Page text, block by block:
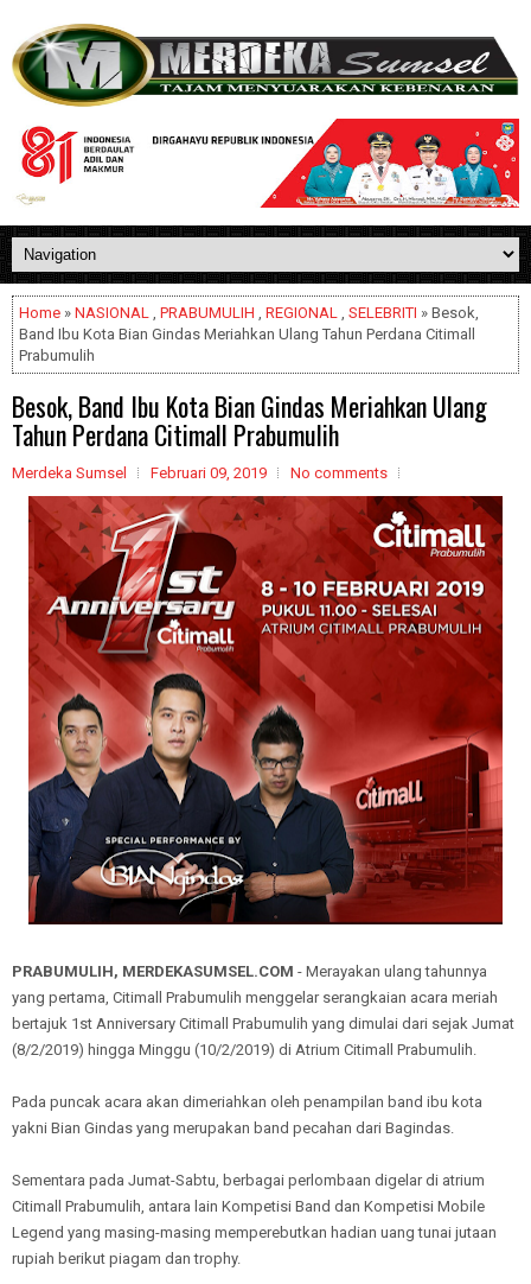
Home » NASIONAL , PRABUMULIH , REGIONAL , SELEBRITI » Besok,
Band Ibu Kota Bian Gindas Meriahkan Ulang Tahun Perdana Citimall
Prabumulih
Besok, Band Ibu Kota Bian Gindas Meriahkan Ulang
Tahun Perdana Citimall Prabumulih
Merdeka Sumsel Februari 09, 2019 No comments
PRABUMULIH, MERDEKASUMSEL.COM - Merayakan ulang tahunnya
yang pertama, Citimall Prabumulih menggelar serangkaian acara meriah
bertajuk 1st Anniversary Citimall Prabumulih yang dimulai dari sejak Jumat
(8/2/2019) hingga Minggu (10/2/2019) di Atrium Citimall Prabumulih.
Pada puncak acara akan dimeriahkan oleh penampilan band ibu kota
yakni Bian Gindas yang merupakan band pecahan dari Bagindas.
Sementara pada Jumat-Sabtu, berbagai perlombaan digelar di atrium
Citimall Prabumulih, antara lain Kompetisi Band dan Kompetisi Mobile
Legend yang masing-masing memperebutkan hadian uang tunai jutaan
rupiah berikut piagam dan trophy.